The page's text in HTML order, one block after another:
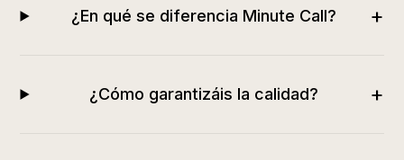
¿En qué se diferencia Minute Call? +
¿Cómo garantizáis la calidad? +